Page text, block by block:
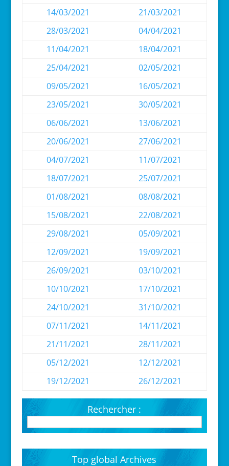
14/03/2021
21/03/2021
28/03/2021
04/04/2021
11/04/2021
18/04/2021
25/04/2021
02/05/2021
09/05/2021
16/05/2021
23/05/2021
30/05/2021
06/06/2021
13/06/2021
20/06/2021
27/06/2021
04/07/2021
11/07/2021
18/07/2021
25/07/2021
01/08/2021
08/08/2021
15/08/2021
22/08/2021
29/08/2021
05/09/2021
12/09/2021
19/09/2021
26/09/2021
03/10/2021
10/10/2021
17/10/2021
24/10/2021
31/10/2021
07/11/2021
14/11/2021
21/11/2021
28/11/2021
05/12/2021
12/12/2021
19/12/2021
26/12/2021
Rechercher :
Top global Archives